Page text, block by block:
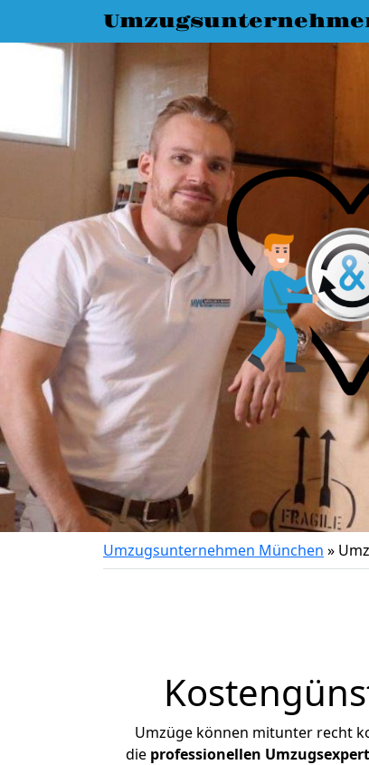
Umzugsunternehmen München »
Umzüge können mitunter recht
die professionellen